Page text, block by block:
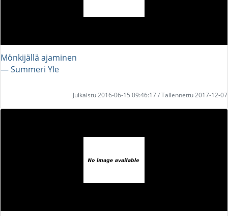
Mönkijällä ajaminen
― Summeri Yle
Julkaistu 2016-06-15 09:46:17 / Tallennettu 2017-12-07